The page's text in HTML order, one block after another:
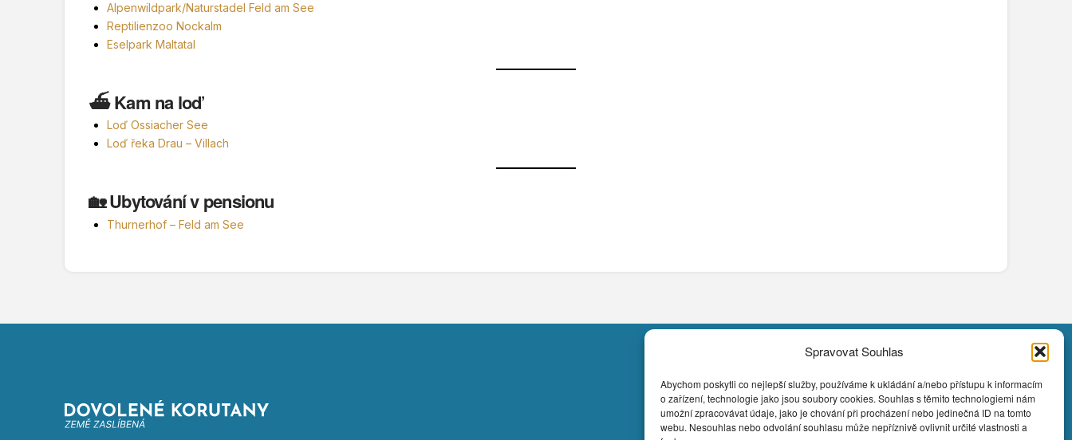
Spravovat Souhlas
Abychom poskytli co nejlepší služby, používáme k ukládání a/nebo přístupu k informacím
o zařízení, technologie jako jsou soubory cookies. Souhlas s těmito technologiemi nám
umožní zpracovávat údaje, jako je chování při procházení nebo jedinečná ID na tomto
webu. Nesouhlas nebo odvolání souhlasu může nepříznivě ovlivnit určité vlastnosti a
Alpenwildpark/Naturstadel Feld am See
Reptilienzoo Nockalm
Eselpark Maltatal
⛴️ Kam na loď
Loď Ossiacher See
Loď řeka Drau – Villach
🏡 Ubytování v pensionu
Thurnerhof – Feld am See
Kontakt
+420 602 859 822
dovolenakorutany@seznam.cz